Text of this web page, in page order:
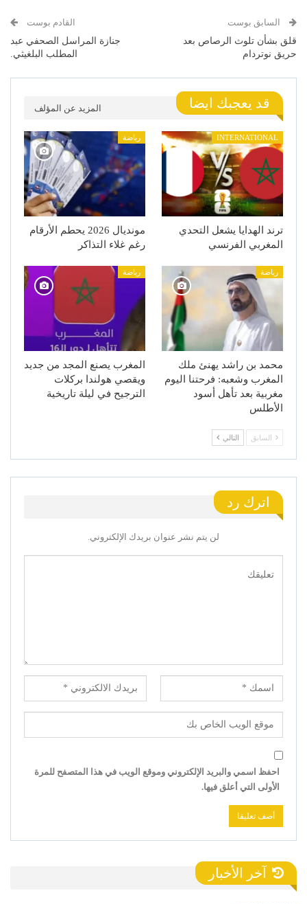
السابق بوست
قلق بشأن تلوث الرصاص بعد
حريق نوتردام
القادم بوست
جنازة المراسل الصحفي عبد
المطلب البلغيثي.
قد يعجبك ايضا المزيد عن المؤلف
INTERNATIONAL
ترند الهدايا يشعل التحدي
المغربي الفرنسي
رياضة
مونديال 2026 يحطم الأرقام
رغم غلاء التذاكر
رياضة
محمد بن راشد يهنئ ملك
المغرب وشعبه: فرحتنا اليوم
مغربية بعد تأهل أسود
الأطلس
رياضة
المغرب يصنع المجد من جديد
ويقصي هولندا بركلات
الترجيح في ليلة تاريخية
السابق التالي
اترك رد
لن يتم نشر عنوان بريدك الإلكتروني.
احفظ اسمي والبريد الإلكتروني وموقع الويب في هذا المتصفح للمرة
الأولى التي أعلق فيها.
آخر الأخبار